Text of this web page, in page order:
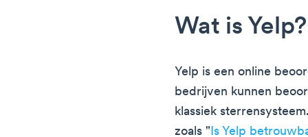
Wat is Yelp?
Yelp is een online
bedrijven kunnen
klassiek
zoals "Is Yelp